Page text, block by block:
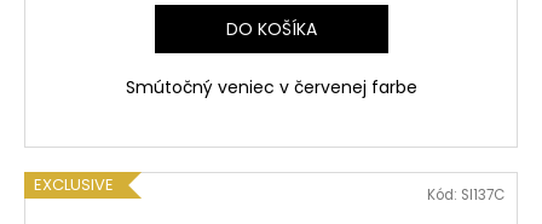
DO KOŠÍKA
Smútočný veniec v červenej farbe
EXCLUSIVE Kód: SI137C